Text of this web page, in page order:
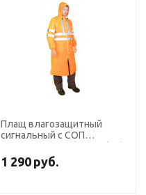
Плащ влагозащитный
сигнальный с СОП
оранжевый
1 290 руб.